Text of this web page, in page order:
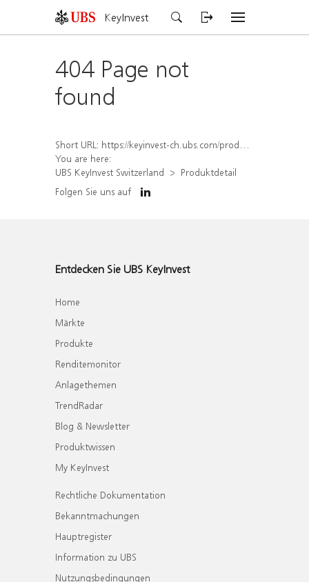
KeyInvest
404 Page not
found
Short URL: https://keyinvest-ch.ubs.com/produkt/detail/index/isin/CH1579760500
You are here:
UBS KeyInvest Switzerland
Produktdetail
Folgen Sie uns auf
Entdecken Sie UBS KeyInvest
Home
Märkte
Produkte
Renditemonitor
Anlagethemen
TrendRadar
Blog & Newsletter
Produktwissen
My KeyInvest
Rechtliche Dokumentation
Bekanntmachungen
Hauptregister
Information zu UBS
Nutzungsbedingungen